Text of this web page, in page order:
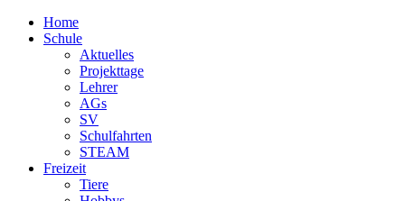
Home
Schule
Aktuelles
Projekttage
Lehrer
AGs
SV
Schulfahrten
STEAM
Freizeit
Tiere